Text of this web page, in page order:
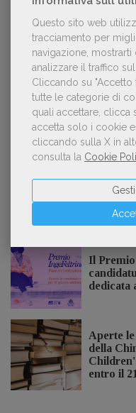
Questo sito web
tracciamento per
navigazione,
analizzare il traffico sul
Cliccando su "Accetto
tutte le categorie di
quali accettare, clicca
accetta solo i cookie
cliccando sulla X in
consulta la Cookie
Kobo ha rifiutato
sospetto utilizzo
«La voce
impareggiabile».
manager ebook
NOTIZIE DALL'AIE
Il
dedicata
Aperte
della
entro il